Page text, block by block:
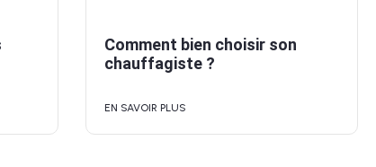
Comment bien choisir son
chauffagiste ?
EN SAVOIR PLUS